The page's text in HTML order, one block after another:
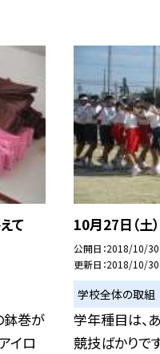
て
鉢巻が
イロ
10月27日（土
公開日 2018/10/30
更新日 2018/10/30
学校全体の取組
学年種目は、
競技ばかりです